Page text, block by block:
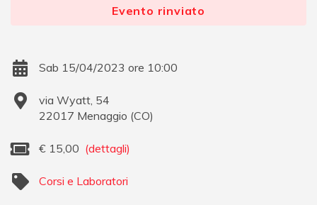
Evento rinviato
Sab 15/04/2023 ore 10:00
via Wyatt, 54
22017 Menaggio (CO)
€ 15,00 (dettagli)
Corsi e Laboratori